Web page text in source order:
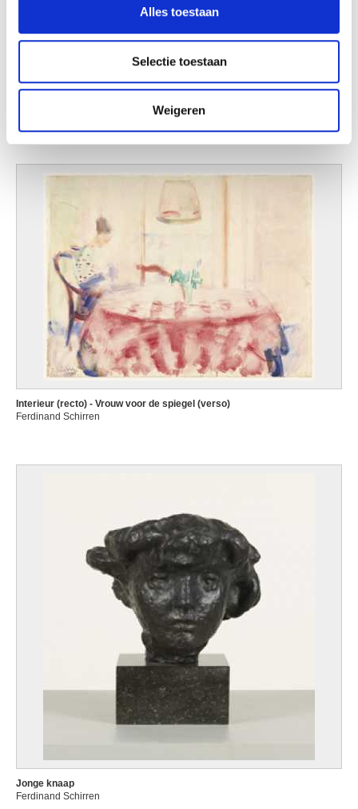
informatie over uw gebruik van onze site met onze
partners voor social media, adverteren en analyse. Deze
informatie die u aan ze heeft verstrekt of die ze hebben
verzameld op basis van uw gebruik van hun services.
Alles toestaan
Selectie toestaan
Weigeren
Interieur (recto) - Vrouw voor de spiegel (verso)
Ferdinand Schirren
Jonge knaap
Ferdinand Schirren